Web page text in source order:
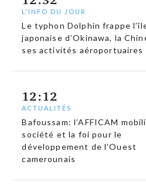
L'INFO DU JOUR
Le typhon Dolphin frappe
japonaise d’Okinawa, la
ses activités aéroportuaires
12:12
ACTUALITÉS
Bafoussam: l’AFFICAM
société et la foi pour le
développement de l’Ouest
camerounais